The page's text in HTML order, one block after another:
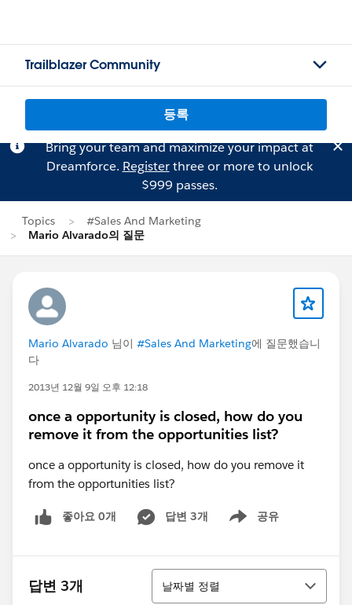
Trailblazer Community
등록
Bring your team and maximize your impact at
Dreamforce. Registerthree or more to unlock
$999 passes.
Topics
#Sales And Marketing
Mario Alvarado의 질문
Mario Alvarado 님이 #Sales And Marketing에 질문했습니
다
2013년 12월 9일 오후 12:18
once a opportunity is closed, how do you
remove it from the opportunities list?
once a opportunity is closed, how do you remove it
from the opportunities list?
좋아요 0개 답변 3개 공유
Show menu
답변 3개
정렬
날짜별 정렬